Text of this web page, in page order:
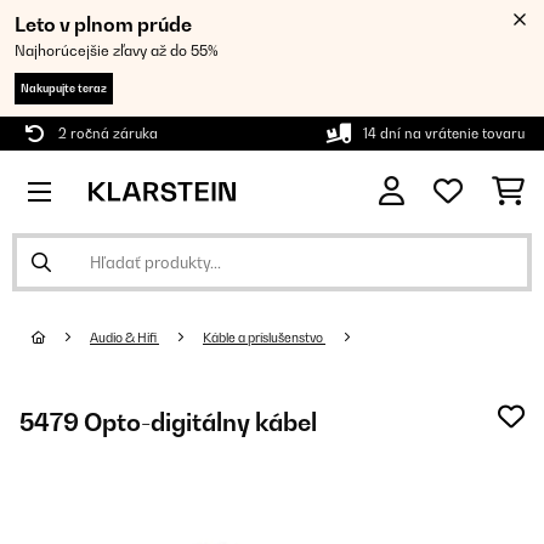
Leto v plnom prúde
Najhorúcejšie zľavy až do 55%
Nakupujte teraz
2 ročná záruka 14 dní na vrátenie tovaru
Audio & Hifi Káble a príslušenstvo
5479 Opto-digitálny kábel